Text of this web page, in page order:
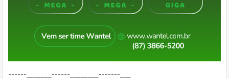
------_______------________-------___